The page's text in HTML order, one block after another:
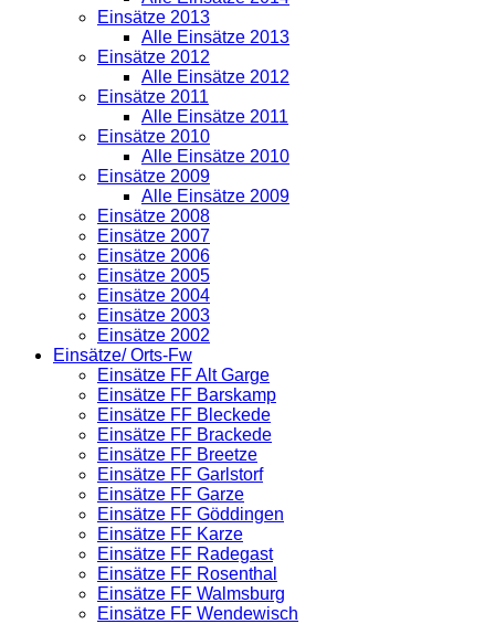
Einsätze 2013
Alle Einsätze 2013
Einsätze 2012
Alle Einsätze 2012
Einsätze 2011
Alle Einsätze 2011
Einsätze 2010
Alle Einsätze 2010
Einsätze 2009
Alle Einsätze 2009
Einsätze 2008
Einsätze 2007
Einsätze 2006
Einsätze 2005
Einsätze 2004
Einsätze 2003
Einsätze 2002
Einsätze/ Orts-Fw
Einsätze FF Alt Garge
Einsätze FF Barskamp
Einsätze FF Bleckede
Einsätze FF Brackede
Einsätze FF Breetze
Einsätze FF Garlstorf
Einsätze FF Garze
Einsätze FF Göddingen
Einsätze FF Karze
Einsätze FF Radegast
Einsätze FF Rosenthal
Einsätze FF Walmsburg
Einsätze FF Wendewisch